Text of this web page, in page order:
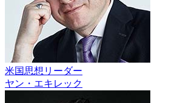
米国思想リーダー
ヤン・エキレック